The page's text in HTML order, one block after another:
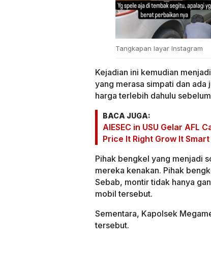
Tangkapan layar Instagram
Kejadian ini kemudian
yang merasa simpati dan
harga terlebih dahulu
BACA JUGA:
AIESEC in USU Gelar AFL
Price It Right Grow It
Pihak bengkel yang menjadi
mereka kenakan. Pihak
Sebab, montir tidak hanya
mobil tersebut.
Sementara, Kapolsek
tersebut.